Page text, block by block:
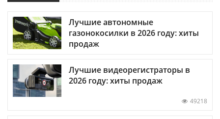
Лучшие автономные
газонокосилки в 2026 году: хиты
продаж
Лучшие видеорегистраторы в
2026 году: хиты продаж
49218